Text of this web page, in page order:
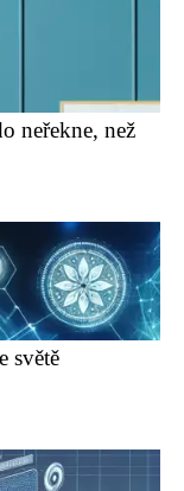
neřekne, než
světě